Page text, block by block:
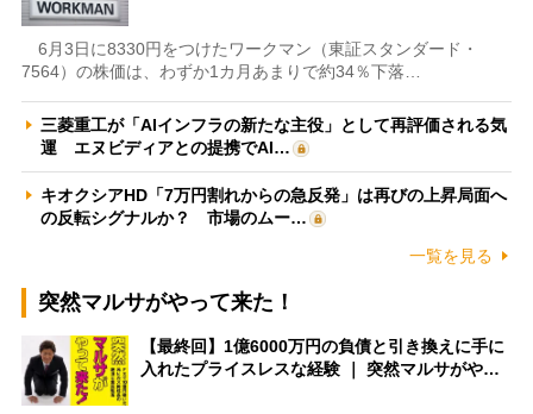
6月3日に8330円をつけたワークマン（東証スタンダード・
7564）の株価は、わずか1カ月あまりで約34％下落…
三菱重工が「AIインフラの新たな主役」として再評価される気
運 エヌビディアとの提携でAI…
キオクシアHD「7万円割れからの急反発」は再びの上昇局面へ
の反転シグナルか？ 市場のムー…
一覧を見る
突然マルサがやって来た！
【最終回】1億6000万円の負債と引き換えに手に
入れたプライスレスな経験 ｜ 突然マルサがや…